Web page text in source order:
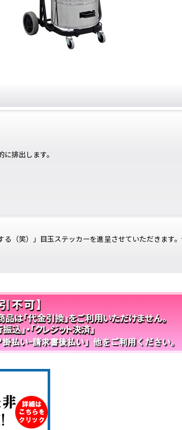
排出します。
（笑）」目玉ステッカーを進呈させていただきます